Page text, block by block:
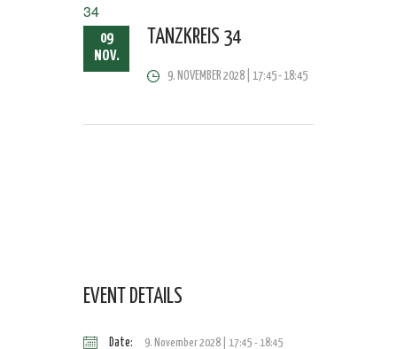
34
09
NOV.
TANZKREIS 34
9. NOVEMBER 2028 | 17:45-18:45
EVENT DETAILS
Date: 9. November 2028 | 17:45 -18:45